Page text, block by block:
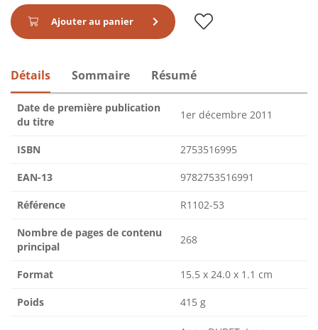
Ajouter au panier
Détails Sommaire Résumé
Date de première publication
du titre
1er décembre 2011
ISBN 2753516995
EAN-13 9782753516991
Référence R1102-53
Nombre de pages de contenu
principal
268
Format 15.5 x 24.0 x 1.1 cm
Poids 415 g